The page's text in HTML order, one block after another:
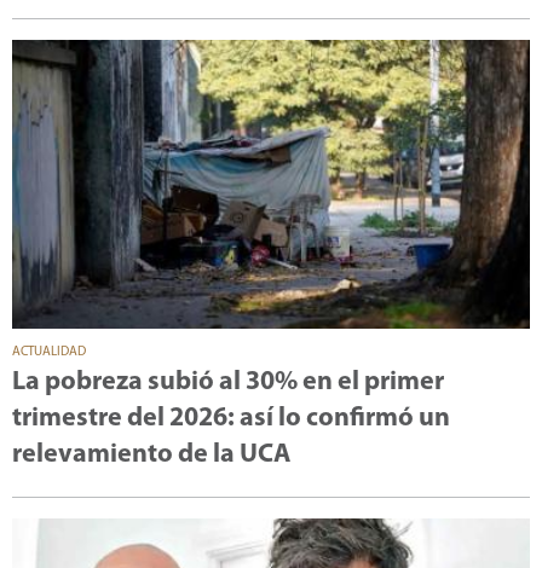
ACTUALIDAD
La pobreza subió al 30% en el primer
trimestre del 2026: así lo confirmó un
relevamiento de la UCA